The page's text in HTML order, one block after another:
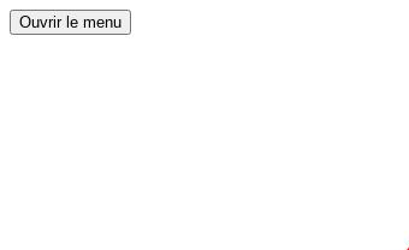
Ouvrir le menu